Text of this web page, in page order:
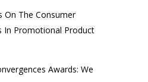
On The Consumer
In Promotional Product
Awards: We